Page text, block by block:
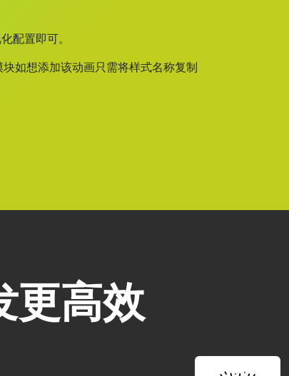
配置即可。
如想添加该动画只需将样式名称复制
更高效